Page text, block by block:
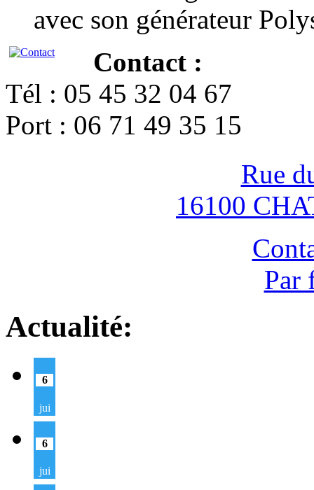
avec son générateur
Contact :
Tél : 05 45 32 04 67
Port : 06 71 49 35 15
Rue
16100
Par
Actualité:
6
jui
6
jui